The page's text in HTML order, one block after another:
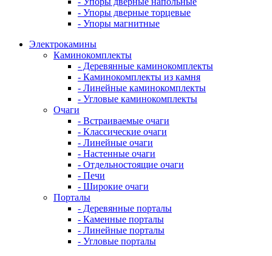
- Упоры дверные торцевые
- Упоры магнитные
Электрокамины
Каминокомплекты
- Деревянные каминокомплекты
- Каминокомплекты из камня
- Линейные каминокомплекты
- Угловые каминокомплекты
Очаги
- Встраиваемые очаги
- Классические очаги
- Линейные очаги
- Настенные очаги
- Отдельностоящие очаги
- Печи
- Широкие очаги
Порталы
- Деревянные порталы
- Каменные порталы
- Линейные порталы
- Угловые порталы